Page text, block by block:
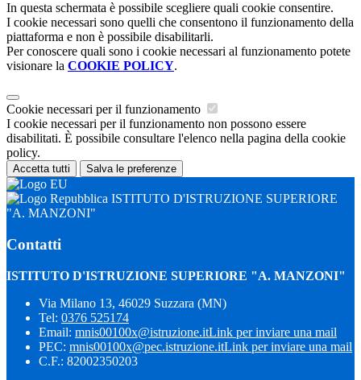
In questa schermata è possibile scegliere quali cookie consentire.
I cookie necessari sono quelli che consentono il funzionamento della
piattaforma e non è possibile disabilitarli.
Per conoscere quali sono i cookie necessari al funzionamento potete
visionare la COOKIE POLICY.
Cookie necessari per il funzionamento
I cookie necessari per il funzionamento non possono essere
disabilitati. È possibile consultare l'elenco nella pagina della cookie
policy.
Accetta tutti Salva le preferenze
ISTITUTO D'ISTRUZIONE SUPERIORE
"A. MANZONI"
Contatti
ISTITUTO D'ISTRUZIONE SUPERIORE "A. MANZONI"
Via Milano 13, 46029 Suzzara (MN)
Tel: 0376 525174
Email: mnis00100x@istruzione.itLink per inviare una mail
PEC: mnis00100x@pec.istruzione.itLink per inviare una mail
C.F.: 82002350203